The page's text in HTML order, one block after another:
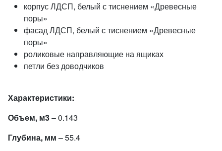
корпус ЛДСП, белый с тиснением «Древесные
поры»
фасад ЛДСП, белый с тиснением «Древесные
поры»
роликовые направляющие на ящиках
петли без доводчиков
Характеристики:
Объем, м3– 0.143
Глубина, мм – 55.4